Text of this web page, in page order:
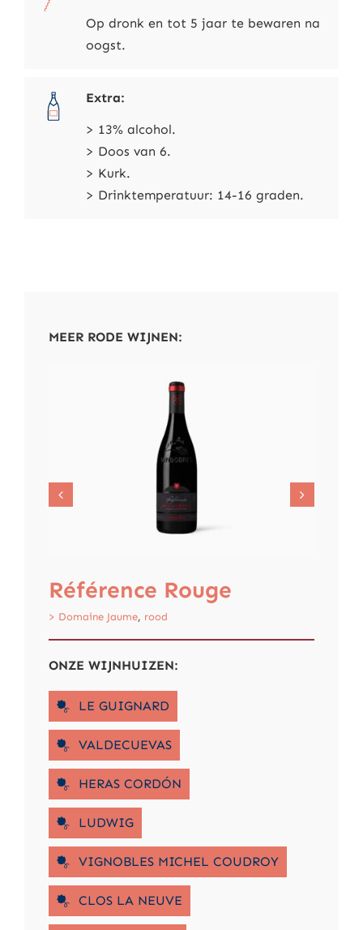
Op dronk en tot 5 jaar te bewaren na
oogst.
Extra:
> 13% alcohol.
> Doos van 6.
> Kurk.
> Drinktemperatuur: 14-16 graden.
MEER RODE WIJNEN:
Référence Rouge
> Domaine Jaume, rood
ONZE WIJNHUIZEN:
LE GUIGNARD
VALDECUEVAS
HERAS CORDÓN
LUDWIG
VIGNOBLES MICHEL COUDROY
CLOS LA NEUVE